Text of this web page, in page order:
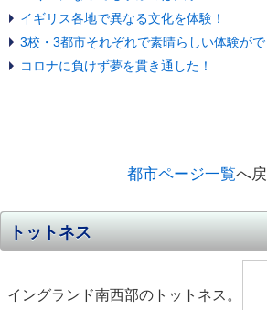
イギリス各地で異なる文化を体験！
3校・3都市それぞれで素晴らしい体験がで
コロナに負けず夢を貫き通した！
都市ページ一覧へ
トットネス
イングランド南西部のトットネス。